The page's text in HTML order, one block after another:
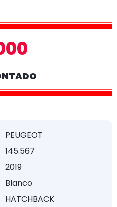
PEUGEOT
145.567
2019
Blanco
HATCHBACK